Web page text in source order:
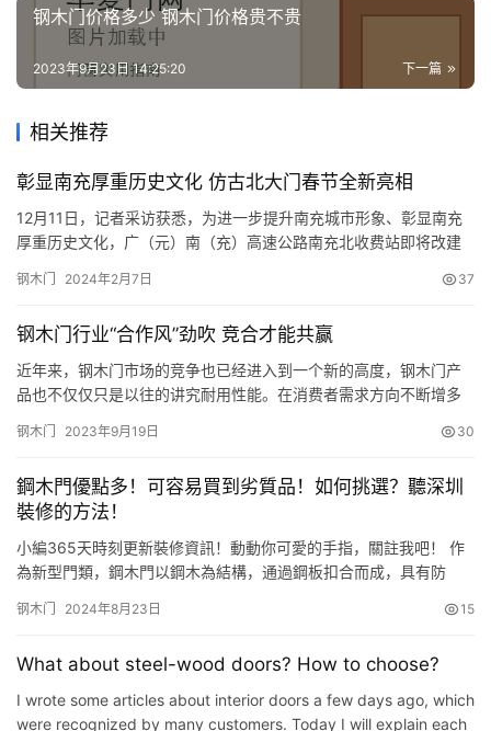
钢木门价格多少 钢木门价格贵不贵
下一篇
2023年9月23日 14:25:20
相关推荐
彰显南充厚重历史文化 仿古北大门春节全新亮相
12月11日，记者采访获悉，为进一步提升南充城市形象、彰显南充
厚重历史文化，广（元）南（充）高速公路南充北收费站即将改建
北收费站看到，施工人员正在加紧施工，收费站仿古风格轮廓初
楼高15.6米、次楼高9米，原有的2组照明灯增加到4至5组，并…
钢木门 2024年2月7日 37
钢木门行业“合作风”劲吹 竞合才能共赢
近年来，钢木门市场的竞争也已经进入到一个新的高度，钢木门产
品也不仅仅只是以往的讲究耐用性能。在消费者需求方向不断增多
成本正在不断增加。在白热化的竞争市场上，钢木门企业该如何控
展，近些年来，物价上涨已经成为一个不争的事实，小到柴米油盐
酱醋茶，…
钢木门 2023年9月19日 30
鋼木門優點多！可容易買到劣質品！如何挑選？聽深圳
裝修的方法！
小編365天時刻更新裝修資訊！動動你可愛的手指，關註我吧！ 作
為新型門類，鋼木門以鋼木為結構，通過鋼板扣合而成，具有防
對門套、合頁的要求較高，故而面對市場上魚龍混雜的鋼木門，很
知識，為大傢選購時作個借鑒。 ​ 相對於過去沉重的鋼制門，款式的
多樣…
钢木门 2024年8月23日 15
What about steel-wood doors? How to choose?
I wrote some articles about interior doors a few days ago, which
were recognized by many customers. Today I will explain each